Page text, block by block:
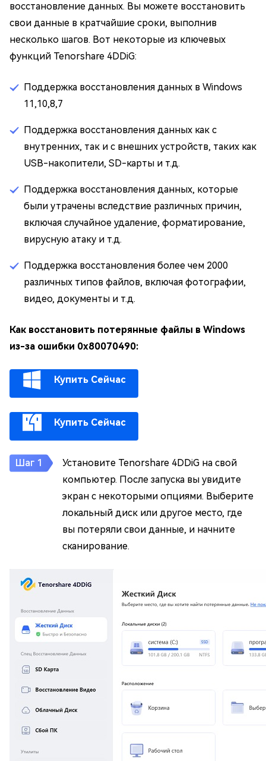
восстановление данных. Вы можете восстановить
свои данные в кратчайшие сроки, выполнив
несколько шагов. Вот некоторые из ключевых
функций Tenorshare 4DDiG:
Поддержка восстановления данных в Windows
11,10,8,7
Поддержка восстановления данных как с
внутренних, так и с внешних устройств, таких как
USB-накопители, SD-карты и т.д.
Поддержка восстановления данных, которые
были утрачены вследствие различных причин,
включая случайное удаление, форматирование,
вирусную атаку и т.д.
Поддержка восстановления более чем 2000
различных типов файлов, включая фотографии,
видео, документы и т.д.
Как восстановить потерянные файлы в Windows
из-за ошибки 0x80070490:
Купить Сейчас
Купить Сейчас
Установите Tenorshare 4DDiG на свой
компьютер. После запуска вы увидите
экран с некоторыми опциями. Выберите
локальный диск или другое место, где
вы потеряли свои данные, и начните
сканирование.